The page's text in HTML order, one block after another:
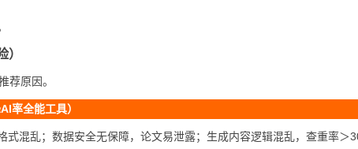
）
荐原因。
率全能工具）
式混乱；数据安全无保障，论文易泄露；生成内容逻辑混乱，查重率＞